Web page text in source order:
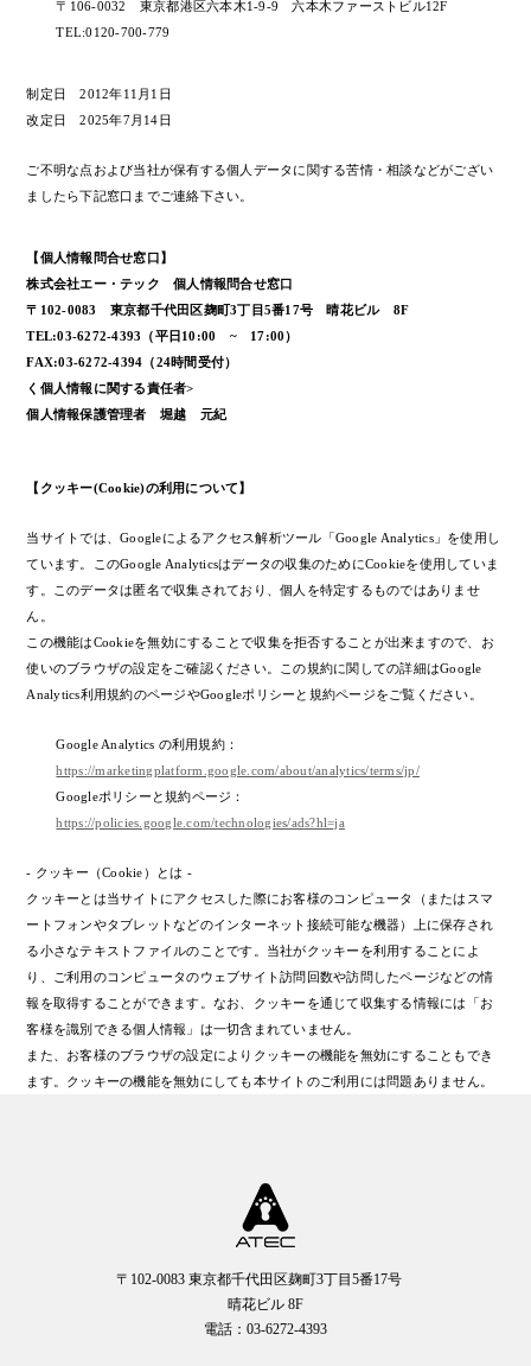
〒106-0032 東京都港区六本木1-9-9 六本木ファーストビル12F
TEL:0120-700-779
制定日 2012年11月1日
改定日 2025年7月14日
ご不明な点および当社が保有する個人データに関する苦情・相談などがござい
ましたら下記窓口までご連絡下さい。
【個人情報問合せ窓口】
株式会社エー・テック 個人情報問合せ窓口
〒102-0083 東京都千代田区麹町3丁目5番17号 晴花ビル 8F
TEL:03-6272-4393（平日10:00 ~ 17:00）
FAX:03-6272-4394（24時間受付）
く個人情報に関する責任者>
個人情報保護管理者 堀越 元紀
【クッキー(Cookie)の利用について】
当サイトでは、Googleによるアクセス解析ツール「Google Analytics」を使用し
ています。このGoogle Analyticsはデータの収集のためにCookieを使用していま
す。このデータは匿名で収集されており、個人を特定するものではありませ
ん。
この機能はCookieを無効にすることで収集を拒否することが出来ますので、お
使いのブラウザの設定をご確認ください。この規約に関しての詳細はGoogle
Analytics利用規約のページやGoogleポリシーと規約ページをご覧ください。
Google Analytics の利用規約：
https://marketingplatform.google.com/about/analytics/terms/jp/
Googleポリシーと規約ページ：
https://policies.google.com/technologies/ads?hl=ja
- クッキー（Cookie）とは -
クッキーとは当サイトにアクセスした際にお客様のコンピュータ（またはスマ
ートフォンやタブレットなどのインターネット接続可能な機器）上に保存され
る小さなテキストファイルのことです。当社がクッキーを利用することによ
り、ご利用のコンピュータのウェブサイト訪問回数や訪問したページなどの情
報を取得することができます。なお、クッキーを通じて収集する情報には「お
客様を識別できる個人情報」は一切含まれていません。
また、お客様のブラウザの設定によりクッキーの機能を無効にすることもでき
ます。クッキーの機能を無効にしても本サイトのご利用には問題ありません。
〒102-0083 東京都千代田区麹町3丁目5番17号
晴花ビル 8F
電話：03-6272-4393